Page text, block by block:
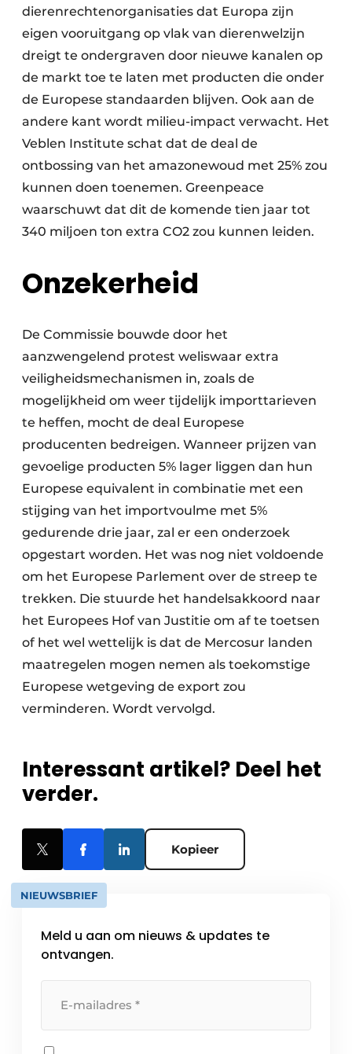
dieren­rechtenorganisaties dat Europa zijn
eigen vooruitgang op vlak van dierenwelzijn
dreigt te ondergraven door nieuwe kanalen op
de markt toe te laten met producten die onder
de Europese standaarden blijven. Ook aan de
andere kant wordt milieu-impact verwacht. Het
Veblen Institute schat dat de deal de
ontbossing van het amazonewoud met 25% zou
kunnen doen toenemen. Greenpeace
waarschuwt dat dit de komende tien jaar tot
340 miljoen ton extra CO2 zou kunnen leiden.
Onzekerheid
De Commissie bouwde door het
aanzwengelend protest weliswaar extra
veiligheidsmechanismen in, zoals de
mogelijkheid om weer tijdelijk importtarieven
te heffen, mocht de deal Europese
producenten bedreigen. Wanneer prijzen van
gevoelige producten 5% lager liggen dan hun
Europese equivalent in combinatie met een
stijging van het importvoulme met 5%
gedurende drie jaar, zal er een onderzoek
opgestart worden. Het was nog niet voldoende
om het Europese Parlement over de streep te
trekken. Die stuurde het handelsakkoord naar
het Europees Hof van Justitie om af te toetsen
of het wel wettelijk is dat de Mercosur landen
maatregelen mogen nemen als toekomstige
Europese wetgeving de export zou
verminderen. Wordt vervolgd.
Interessant artikel? Deel het
verder.
Kopieer
NIEUWSBRIEF
Meld u aan om nieuws & updates te
ontvangen.